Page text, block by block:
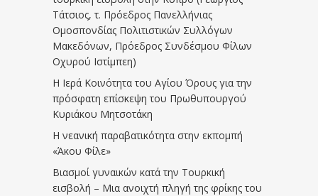
Τάτσιος, τ. Πρόεδρος Πανελλήνιας
Ομοσπονδίας Πολιτιστικών Συλλόγων
Μακεδόνων, Πρόεδρος Συνδέσμου Φίλων
Οχυρού Ιστίμπεη)
Η Ιερά Κοινότητα του Αγίου Όρους για την
πρόσφατη επίσκεψη του Πρωθυπουργού
Κυριάκου Μητσοτάκη
Η νεανική παραβατικότητα στην εκπομπή
«Άκου Φίλε»
Βιασμοί γυναικών κατά την Τουρκική
εισβολή – Μια ανοιχτή πληγή της φρίκης του